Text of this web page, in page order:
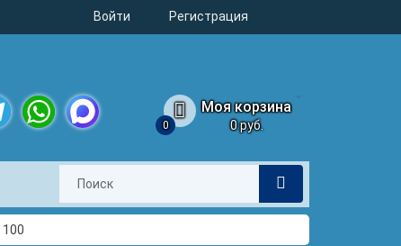
Войти Регистрация
Моя корзина
0 0 руб.
100